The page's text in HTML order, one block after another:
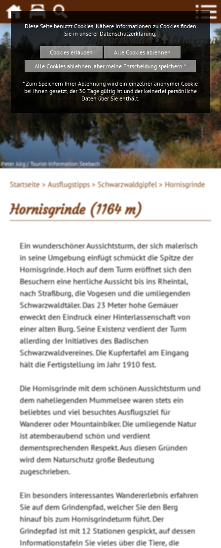
Schwarzwald Geniessen
Peter Jülg / Tourist-Information Seebach
Startseite > Ausflugstipps > Schwarzwaldgipfel > Hornisgrinde
Hornisgrinde (1164 m)
Ein wunderschöner Aussichtsturm, der sich malerisch
in seine Umgebung einfügt schmückt die Spitze der
Hornisgrinde. Hoch auf dem Turm eröffnet sich den
Besuchern eine herrliche Aussicht bis ins Rheintal,
nach Straßburg, die Vogesen und die umliegenden
Schwarzwaldtäler. Das 23 Meter hohe Gemäuer
erweckt den Eindruck einer Hinterlassenschaft von
einer alten Burg. Seine Existenz verdient der Turm
allerding der Initiatives des Badischen
Schwarzwaldvereines. Die Kupfertafel am Eingang
hält die Fertigstellung im Jahr 1910 fest.
Die Hornisgrinde mit dem schönen Aussichtsturm und
dem naheliegenden Mummelsee waren stets ein
beliebtes und viel besuchtes Ausflugsziel für
Wanderer oder Mountainbiker. Die umliegende Natur
ist atemberaubend schön und verdient
dementsprechenden Respekt. Aus diesen Gründen
wird dem Naturschutz große Bedeutung
zugeschrieben.
Ein besonders interessantes Wandererlebnis erfahren
Sie auf dem Grindenpfad, welcher Sie den Berg
hinauf bis zum Hornisgrindeturm führt. Der
Grindepfad ist mit 12 Stationen gespickt, auf dessen
Informationstafeln Sie vieles über die Tiere, die
Diese Seite benutzt Cookies. Nähere Informationen zu Cookies finden
Sie in unserer Datenschutzerklärung.
Cookies erlauben
Alle Cookies ablehnen
Alle Cookies ablehnen, aber meine Entscheidung speichern *
* Zum Speichern Ihrer Ablehnung wird ein einzelner anonymer Cookie
bei Ihnen gesetzt, der 30 Tage gültig ist und der keinerlei persönliche
Daten über Sie enthält.